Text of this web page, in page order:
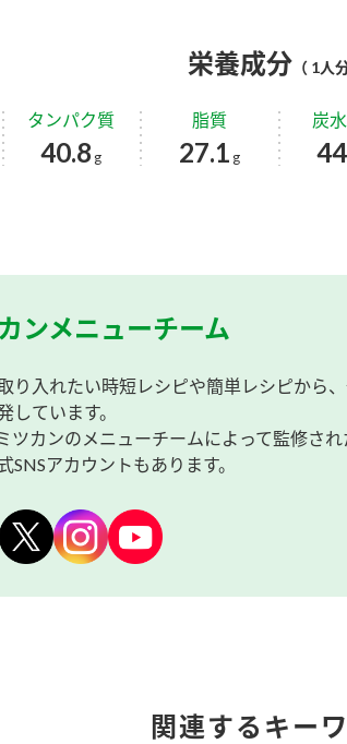
栄養成分 （ 1人
タンパク質
40.8 g
脂質
27.1 g
炭
ンメニューチーム
り入れたい時短レシピや簡単レシピから
しています。
ツカンのメニューチームによって監修さ
SNSアカウントもあります。
関連するキー